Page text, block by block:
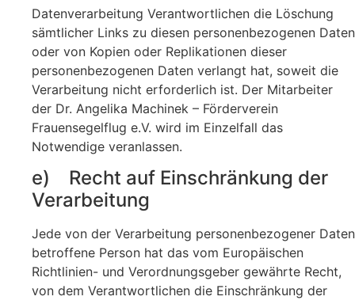
Datenverarbeitung Verantwortlichen die Löschung
sämtlicher Links zu diesen personenbezogenen Daten
oder von Kopien oder Replikationen dieser
personenbezogenen Daten verlangt hat, soweit die
Verarbeitung nicht erforderlich ist. Der Mitarbeiter
der Dr. Angelika Machinek – Förderverein
Frauensegelflug e.V. wird im Einzelfall das
Notwendige veranlassen.
e) Recht auf Einschränkung der
Verarbeitung
Jede von der Verarbeitung personenbezogener Daten
betroffene Person hat das vom Europäischen
Richtlinien- und Verordnungsgeber gewährte Recht,
von dem Verantwortlichen die Einschränkung der